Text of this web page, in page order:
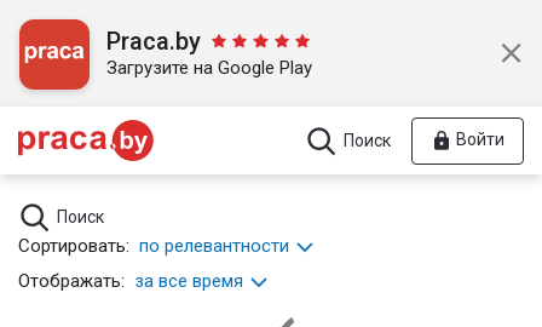
Praca.by
Загрузите на Google Play
Поиск Войти
Поиск
Сортировать: по релевантности
Отображать: за все время